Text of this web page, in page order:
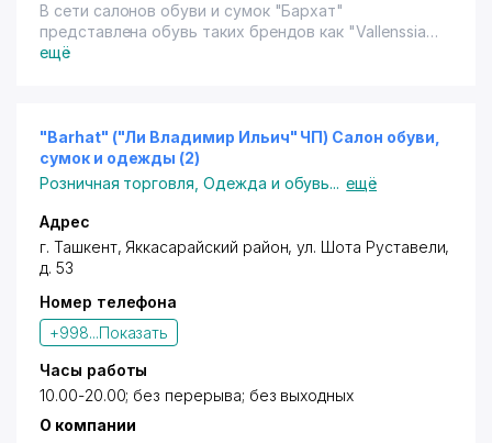
В сети салонов обуви и сумок "Бархат"
представлена обувь таких брендов как "Vallenssia",
"Sasha Fabiani", "Carlabei", "Pucciani", "Giovanne",
ещё
"Barhat" ("Ли Владимир Ильич" ЧП) Салон обуви,
сумок и одежды (2)
Розничная торговля ,Одежда и обувь... ещё
Адрес
г. Ташкент, Яккасарайский район,ул. Шота Руставели,
д. 53
Номер телефона
+998...Показать
Часы работы
10.00-20.00; без перерыва; без выходных
О компании